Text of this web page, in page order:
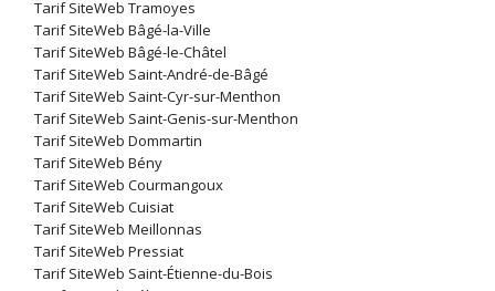
Tarif SiteWeb Tramoyes
Tarif SiteWeb Bâgé-la-Ville
Tarif SiteWeb Bâgé-le-Châtel
Tarif SiteWeb Saint-André-de-Bâgé
Tarif SiteWeb Saint-Cyr-sur-Menthon
Tarif SiteWeb Saint-Genis-sur-Menthon
Tarif SiteWeb Dommartin
Tarif SiteWeb Bény
Tarif SiteWeb Courmangoux
Tarif SiteWeb Cuisiat
Tarif SiteWeb Meillonnas
Tarif SiteWeb Pressiat
Tarif SiteWeb Saint-Étienne-du-Bois